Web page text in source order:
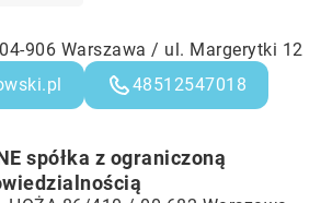
906 Warszawa / ul. Margerytki 12
48512547018
spółka z ograniczoną